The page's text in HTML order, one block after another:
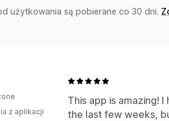
użytkowania są pobierane co 30 dni.
This app is amazing!
the last few weeks,
z aplikacji